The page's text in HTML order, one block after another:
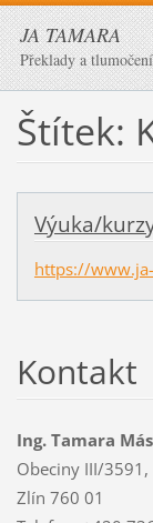
JA TAMARA
Překlady a
Štítek:
Výuka/
https://
Kontakt
Ing. Tamara
Obeciny III/3591,
Zlín 760 01